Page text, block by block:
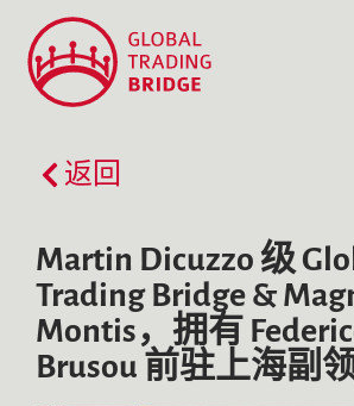
返回
Martin Dicuzzo 级
Trading Bridge &
Montis，拥有
Brusou 前驻上海副